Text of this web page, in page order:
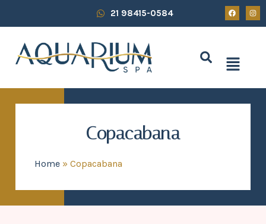
21 98415-0584
Copacabana
Home » Copacabana